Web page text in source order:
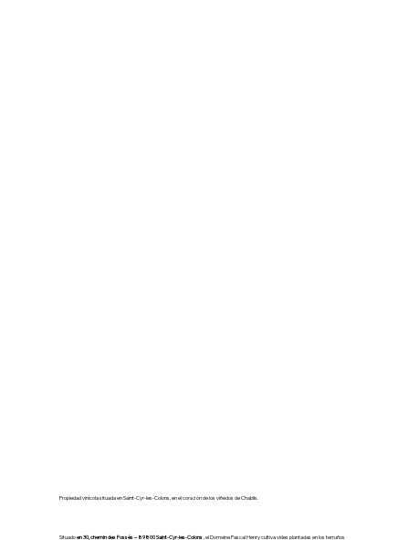
Propiedad vinícola situada en Saint-Cyr-les-Colons, en el corazón de los viñedos de Chablis.
Situadoen 30, chemin des Fossés – 89800 Saint-Cyr-les-Colons , el Domaine Pascal Henry cultiva vides plantadas en los terruños